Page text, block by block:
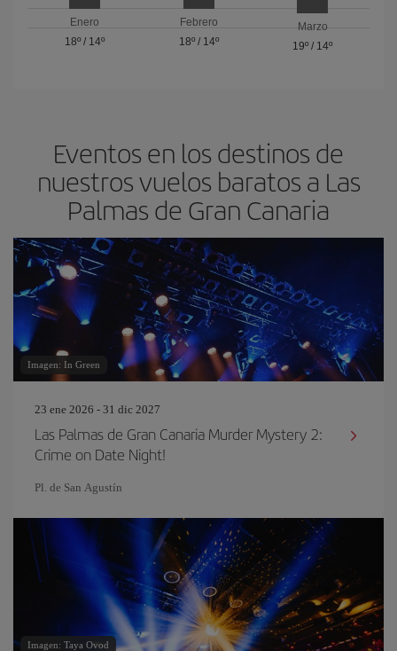
Enero
18º/ 14º
Febrero
18º/ 14º
Marzo
19º / 14º
Eventos en los destinos de
nuestros vuelos baratos a Las
Palmas de Gran Canaria
Imagen: In Green
23 ene 2026 - 31 dic 2027
Las Palmas de Gran Canaria Murder Mystery 2:
Crime on Date Night!
Pl. de San Agustín
Imagen: Taya Ovod